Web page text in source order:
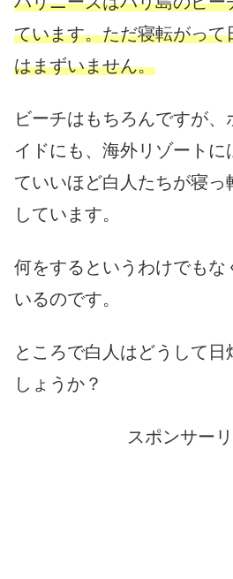
ています。ただ寝転がって
はまずいません。
ビーチはもちろんですが、
イドにも、海外リゾートに
ていいほど白人たちが寝っ
しています。
何をするというわけでもな
いるのです。
ところで白人はどうして
しょうか？
スポンサー